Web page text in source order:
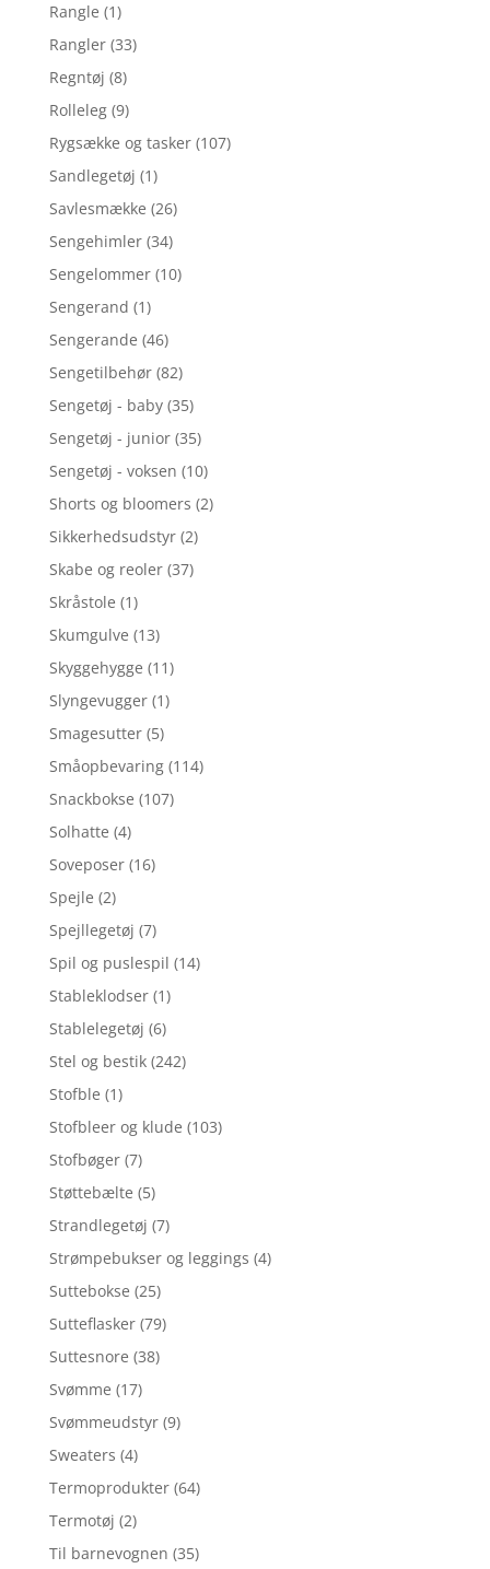
Rangle (1)
Rangler (33)
Regntøj (8)
Rolleleg (9)
Rygsække og tasker (107)
Sandlegetøj (1)
Savlesmække (26)
Sengehimler (34)
Sengelommer (10)
Sengerand (1)
Sengerande (46)
Sengetilbehør (82)
Sengetøj - baby (35)
Sengetøj - junior (35)
Sengetøj - voksen (10)
Shorts og bloomers (2)
Sikkerhedsudstyr (2)
Skabe og reoler (37)
Skråstole (1)
Skumgulve (13)
Skyggehygge (11)
Slyngevugger (1)
Smagesutter (5)
Småopbevaring (114)
Snackbokse (107)
Solhatte (4)
Soveposer (16)
Spejle (2)
Spejllegetøj (7)
Spil og puslespil (14)
Stableklodser (1)
Stablelegetøj (6)
Stel og bestik (242)
Stofble (1)
Stofbleer og klude (103)
Stofbøger (7)
Støttebælte (5)
Strandlegetøj (7)
Strømpebukser og leggings (4)
Suttebokse (25)
Sutteflasker (79)
Suttesnore (38)
Svømme (17)
Svømmeudstyr (9)
Sweaters (4)
Termoprodukter (64)
Termotøj (2)
Til barnevognen (35)